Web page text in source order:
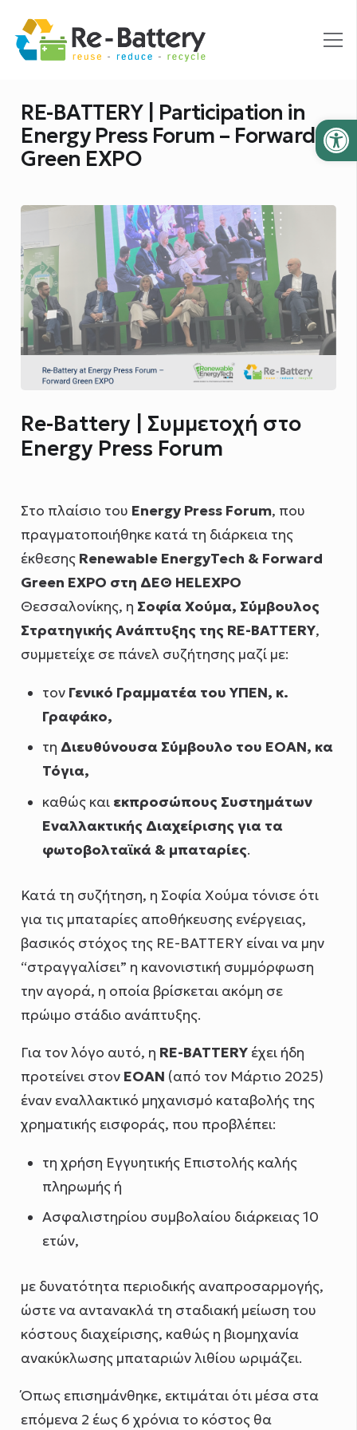
RE-BATTERY | Participation in
Energy Press Forum – Forward
Green EXPO
Re-Battery | Συμμετοχή στο
Energy Press Forum
Στο πλαίσιο του Energy Press Forum, που
πραγματοποιήθηκε κατά τη διάρκεια της
έκθεσης Renewable EnergyTech & Forward
Green EXPO στη ΔΕΘ HELEXPO
Θεσσαλονίκης, η Σοφία Χούμα, Σύμβουλος
Στρατηγικής Ανάπτυξης της RE-BATTERY,
συμμετείχε σε πάνελ συζήτησης μαζί με:
τον Γενικό Γραμματέα του ΥΠΕΝ, κ.
Γραφάκο,
τη Διευθύνουσα Σύμβουλο του ΕΟΑΝ, κα
Τόγια,
καθώς και εκπροσώπους Συστημάτων
Εναλλακτικής Διαχείρισης για τα
φωτοβολταϊκά & μπαταρίες.
Κατά τη συζήτηση, η Σοφία Χούμα τόνισε ότι
για τις μπαταρίες αποθήκευσης ενέργειας,
βασικός στόχος της RE-BATTERY είναι να μην
“στραγγαλίσει” η κανονιστική συμμόρφωση
την αγορά, η οποία βρίσκεται ακόμη σε
πρώιμο στάδιο ανάπτυξης.
Για τον λόγο αυτό, η RE-BATTERY έχει ήδη
προτείνει στον ΕΟΑΝ (από τον Μάρτιο 2025)
έναν εναλλακτικό μηχανισμό καταβολής της
χρηματικής εισφοράς, που προβλέπει:
τη χρήση Εγγυητικής Επιστολής καλής
πληρωμής ή
Ασφαλιστηρίου συμβολαίου διάρκειας 10
ετών,
με δυνατότητα περιοδικής αναπροσαρμογής,
ώστε να αντανακλά τη σταδιακή μείωση του
κόστους διαχείρισης, καθώς η βιομηχανία
ανακύκλωσης μπαταριών λιθίου ωριμάζει.
Όπως επισημάνθηκε, εκτιμάται ότι μέσα στα
επόμενα 2 έως 6 χρόνια το κόστος θα